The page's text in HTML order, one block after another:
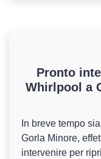
Pronto
Whirlpool a
In breve tempo
Gorla Minore,
intervenire per